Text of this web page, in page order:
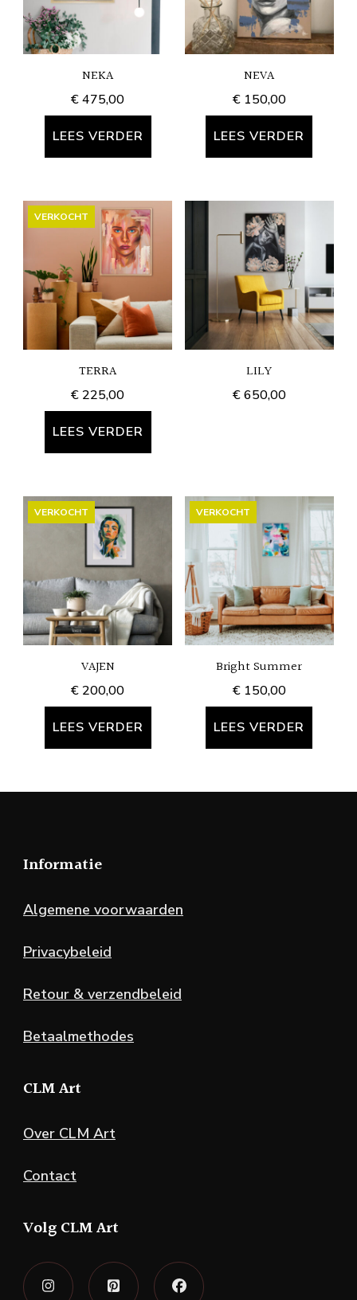
NEKA
€475,00
LEES VERDER
NEVA
€150,00
LEES VERDER
VERKOCHT
TERRA
€ 225,00
LEES VERDER
LILY
€650,00
VERKOCHT
VAJEN
€ 200,00
LEES VERDER
VERKOCHT
Bright Summer
€150,00
LEES VERDER
Informatie
Algemene voorwaarden
Privacybeleid
Retour & verzendbeleid
Betaalmethodes
CLM Art
Over CLM Art
Contact
Volg CLM Art